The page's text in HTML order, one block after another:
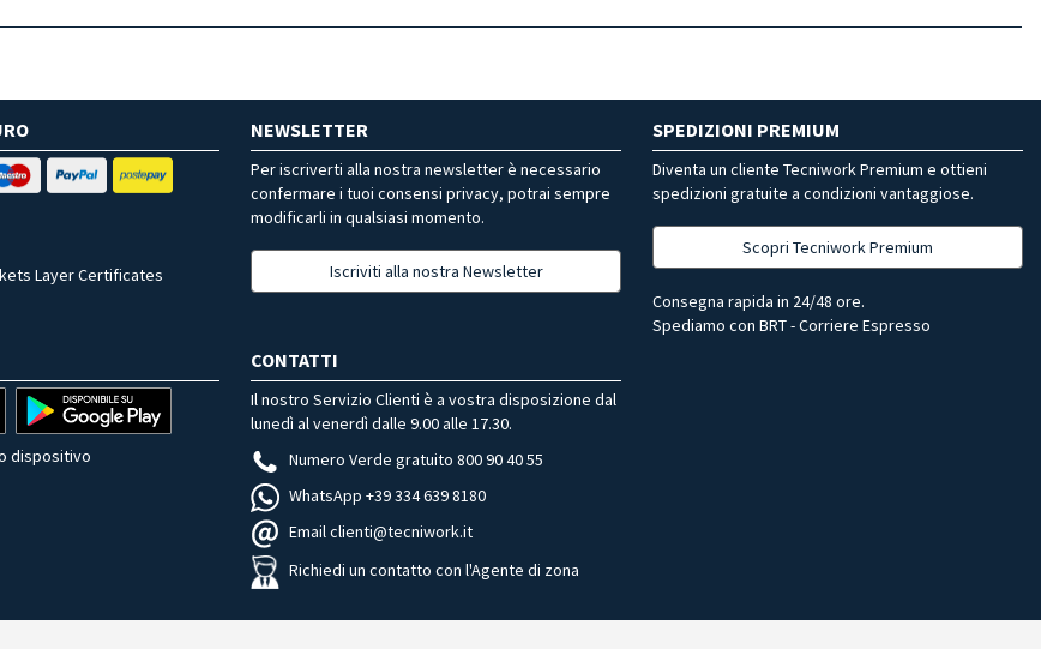
Layer Certificates
NEWSLETTER
Per iscriverti alla nostra newsletter è necessario
confermare i tuoi consensi privacy, potrai sempre
modificarli in qualsiasi momento.
Iscriviti alla nostra Newsletter
SPEDIZIONI PREMIUM
Diventa un cliente Tecniwork Premium e ottieni
spedizioni gratuite a condizioni vantaggiose.
Scopri Tecniwork Premium
Consegna rapida in 24/48 ore.
Spediamo con BRT - Corriere Espresso
dispositivo
CONTATTI
Il nostro Servizio Clienti è a vostra disposizione dal
lunedì al venerdì dalle 9.00 alle 17.30.
Numero Verde gratuito 800 90 40 55
WhatsApp +39 334 639 8180
Email clienti@tecniwork.it
Richiedi un contatto con l'Agente di zona